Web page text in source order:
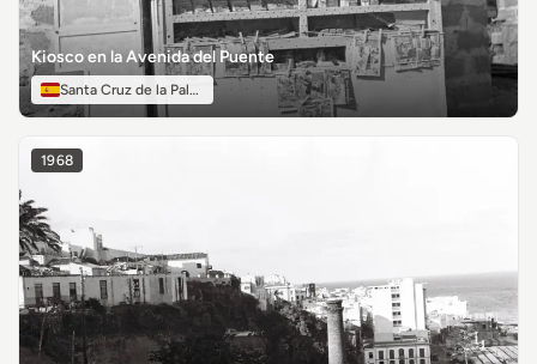
Kiosco en la Avenida del Puente
Santa Cruz de la Palma
1968